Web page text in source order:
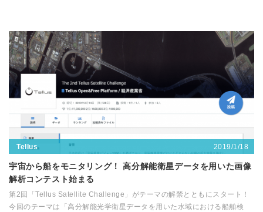
Tellus 2019/1/18
宇宙から船をモニタリング！ 高分解能衛星データを用いた画像
解析コンテスト始まる
第2回「Tellus Satellite Challenge」がテーマの解禁とともにスタート！
今回のテーマは「高分解能光学衛星データを用いた水域における船舶検